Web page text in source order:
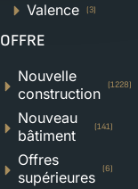
Valence (3)
OFFRE
Nouvelle
construction
(1228)
Nouveau
bâtiment
(141)
Offres
supérieures
(6)